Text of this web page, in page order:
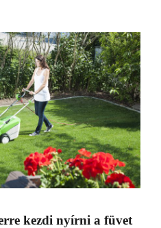
kezdi nyírni a füvet